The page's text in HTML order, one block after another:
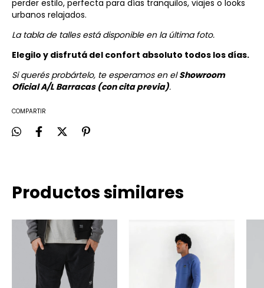
perder estilo, perfecta para días tranquilos, viajes o looks
urbanos relajados.
La tabla de talles está disponible en la última foto.
Elegilo y disfrutá del confort absoluto todos los días.
Si querés probártelo, te esperamos en elShowroom
Oficial A/L Barracas (con cita previa).
COMPARTIR
Productos similares